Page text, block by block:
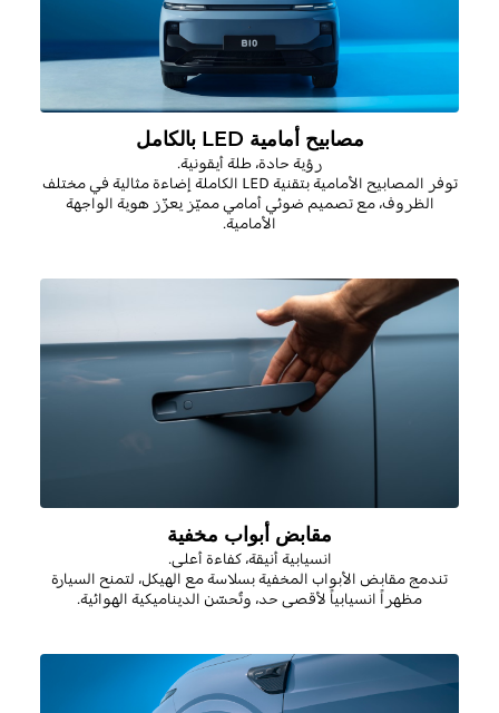
مصابيح أمامية LED بالكامل
رؤية حادة، طلة أيقونية.
توفر المصابيح الأمامية بتقنية LED الكاملة إضاءة مثالية في مختلف
الظروف، مع تصميم ضوئي أمامي مميّز يعزّز هوية الواجهة
الأمامية.
مقابض أبواب مخفية
انسيابية أنيقة، كفاءة أعلى.
تندمج مقابض الأبواب المخفية بسلاسة مع الهيكل، لتمنح السيارة
مظهراً انسيابياً لأقصى حد، وتُحسّن الديناميكية الهوائية.